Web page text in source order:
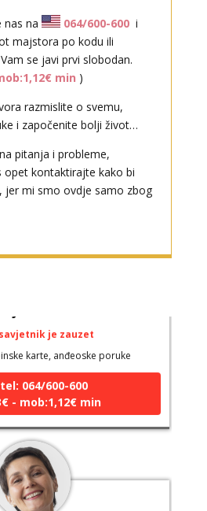
nas na 064/600-600 i
majstora po kodu ili
se javi prvi slobodan.
min )
razmislite o svemu,
i započenite bolji život…
pitanja i probleme,
opet kontaktirajte kako bi
jer mi smo ovdje samo zbog
tel: 064/600-600
- mob:1,12€ min